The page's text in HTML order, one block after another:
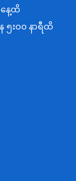
ေါင်းဆောင်ရွက်ရေ
ာန
ေးမှုဝန်ကြီးဌာန
းနှင့်ဆည်မြောင်းဝန်
ရေးဝန်ကြီးဌာန
င်ထိန်းသိမ်းရေးဝ
းကြပ်ရေးနှင့်ပြ
နေ့ထိ
၅းဝ၀ နာရီထိ